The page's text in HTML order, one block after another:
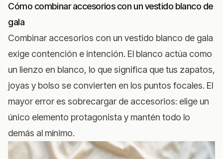
Cómo combinar accesorios con un vestido blanco de
gala
Combinar accesorios con un vestido blanco de gala
exige contención e intención. El blanco actúa como
un lienzo en blanco, lo que significa que tus zapatos,
joyas y bolso se convierten en los puntos focales. El
mayor error es sobrecargar de accesorios: elige un
único elemento protagonista y mantén todo lo
demás al mínimo.